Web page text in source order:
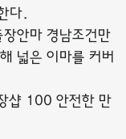
다.
안마 경남조건만
넓은 이마를 커버
샵 100 안전한 만